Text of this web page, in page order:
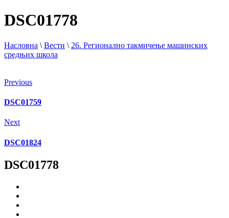
DSC01778
Насловна \ Вести \ 26. Регионално такмичење машинских
средњих школа
Previous
DSC01759
Next
DSC01824
DSC01778